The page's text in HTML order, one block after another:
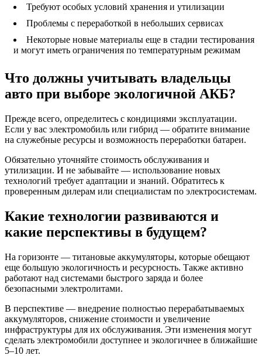
Требуют особых условий хранения и утилизации
Проблемы с переработкой в небольших сервисах
Некоторые новые материалы еще в стадии тестирования
и могут иметь ограничения по температурным режимам
Что должны учитывать владельцы
авто при выборе экологичной АКБ?
Прежде всего, определитесь с кондициями эксплуатации.
Если у вас электромобиль или гибрид — обратите внимание
на служебные ресурсы и возможность переработки батареи.
Обязательно уточняйте стоимость обслуживания и
утилизации. И не забывайте — использование новых
технологий требует адаптации и знаний. Обратитесь к
проверенным дилерам или специалистам по электросистемам.
Какие технологии развиваются и
какие перспективы в будущем?
На горизонте — титановые аккумуляторы, которые обещают
еще большую экологичность и ресурсность. Также активно
работают над системами быстрого заряда и более
безопасными электролитами.
В перспективе — внедрение полностью перерабатываемых
аккумуляторов, снижение стоимости и увеличение
инфраструктуры для их обслуживания. Эти изменения могут
сделать электромобили доступнее и экологичнее в ближайшие
5–10 лет.